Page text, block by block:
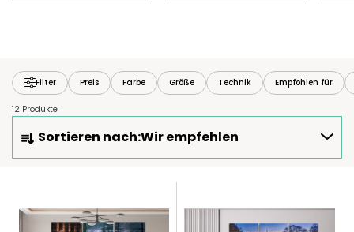
Filter Preis Farbe Größe Technik Empfohlen für
12 Produkte
O
K
Sortieren nach:Wir empfehlen